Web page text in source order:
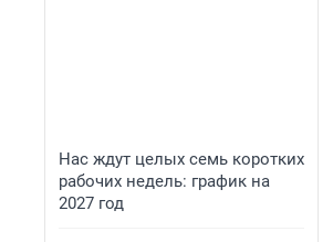
Нас ждут целых семь коротких
рабочих недель: график на
2027 год